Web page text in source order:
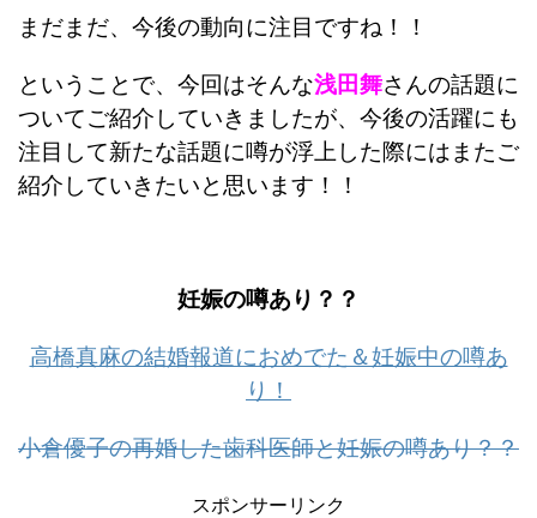
まだまだ、今後の動向に注目ですね！！
ということで、今回はそんな浅田舞さんの話題に
ついてご紹介していきましたが、今後の活躍にも
注目して新たな話題に噂が浮上した際にはまたご
紹介していきたいと思います！！
妊娠の噂あり？？
高橋真麻の結婚報道におめでた＆妊娠中の噂あ
り！
小倉優子の再婚した歯科医師と妊娠の噂あり？？
スポンサーリンク